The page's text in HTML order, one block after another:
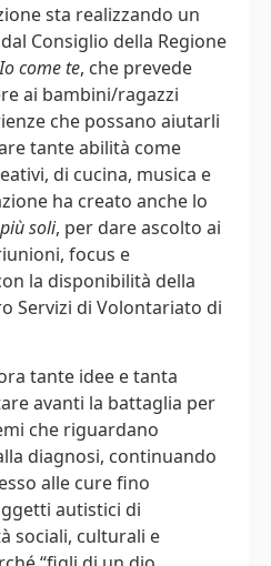
sta realizzando un
Consiglio della Regione
Io come te, che prevede
ai bambini/ragazzi
che possano aiutarli
tante abilità come
di cucina, musica e
ha creato anche lo
soli, per dare ascolto ai
focus e
la disponibilità della
Servizi di Volontariato di
tante idee e tanta
avanti la battaglia per
che riguardano
diagnosi, continuando
alle cure fino
autistici di
sociali, culturali e